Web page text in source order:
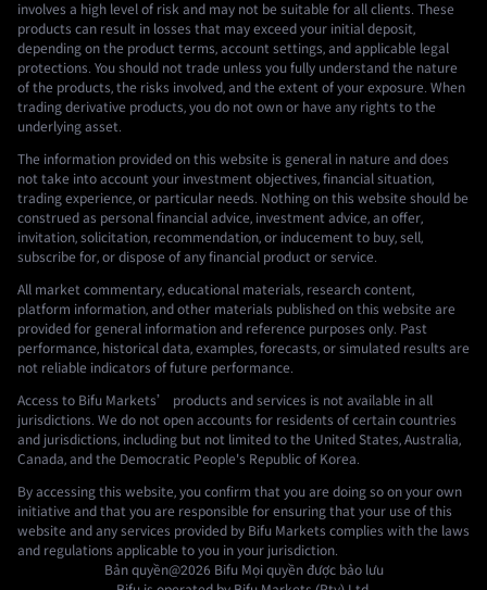
involves a high level of risk and may not be suitable for all clients. These
products can result in losses that may exceed your initial deposit,
depending on the product terms, account settings, and applicable legal
protections. You should not trade unless you fully understand the nature
of the products, the risks involved, and the extent of your exposure. When
trading derivative products, you do not own or have any rights to the
underlying asset.
The information provided on this website is general in nature and does
not take into account your investment objectives, financial situation,
trading experience, or particular needs. Nothing on this website should be
construed as personal financial advice, investment advice, an offer,
invitation, solicitation, recommendation, or inducement to buy, sell,
subscribe for, or dispose of any financial product or service.
All market commentary, educational materials, research content,
platform information, and other materials published on this website are
provided for general information and reference purposes only. Past
performance, historical data, examples, forecasts, or simulated results are
not reliable indicators of future performance.
Access to Bifu Markets’ products and services is not available in all
jurisdictions. We do not open accounts for residents of certain countries
and jurisdictions, including but not limited to the United States, Australia,
Canada, and the Democratic People's Republic of Korea.
By accessing this website, you confirm that you are doing so on your own
initiative and that you are responsible for ensuring that your use of this
website and any services provided by Bifu Markets complies with the laws
and regulations applicable to you in your jurisdiction.
Bản quyền@2026 BifuMọi quyền được bảo lưu